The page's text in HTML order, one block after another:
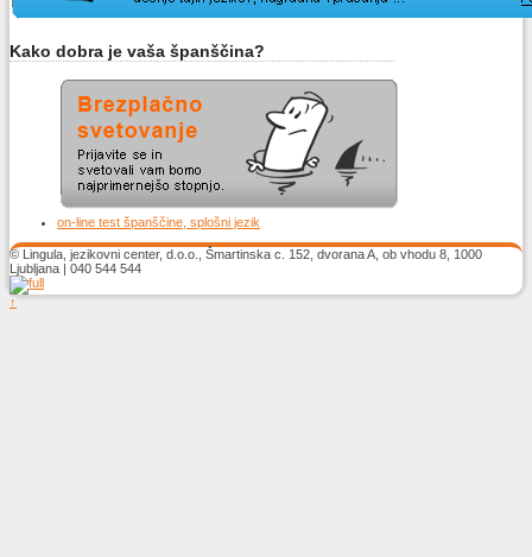
Kako dobra je vaša španščina?
on-line test španščine, splošni jezik
© Lingula, jezikovni center, d.o.o., Šmartinska c. 152, dvorana A, ob vhodu 8, 1000
Ljubljana | 040 544 544
↑